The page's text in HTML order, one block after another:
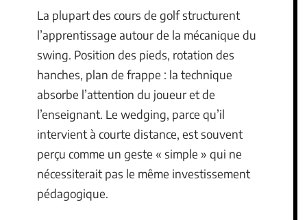
La plupart des cours de golf structurent
l’apprentissage autour de la mécanique du
swing. Position des pieds, rotation des
hanches, plan de frappe : la technique
absorbe l’attention du joueur et de
l’enseignant. Le wedging, parce qu’il
intervient à courte distance, est souvent
perçu comme un geste « simple » qui ne
nécessiterait pas le même investissement
pédagogique.